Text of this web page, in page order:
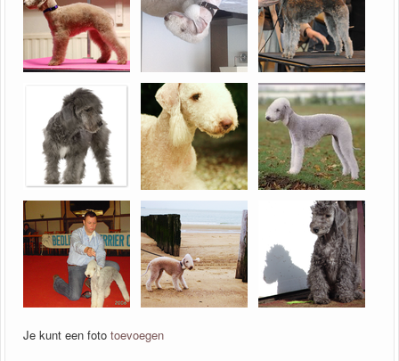
Je kunt een foto toevoegen